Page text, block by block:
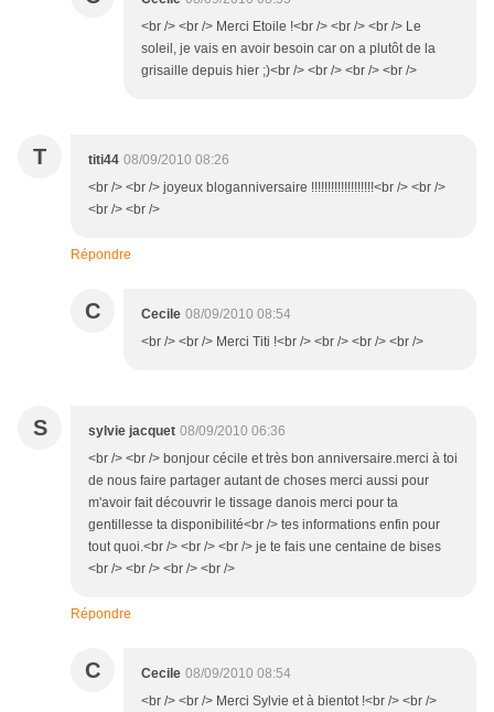
<br /> <br /> Merci Etoile !<br /> <br /> <br /> Le
soleil, je vais en avoir besoin car on a plutôt de la
grisaille depuis hier ;)<br /> <br /> <br /> <br />
T titi44 08/09/2010 08:26
<br /> <br /> joyeux bloganniversaire !!!!!!!!!!!!!!!!!!!<br /> <br />
<br /> <br />
Répondre
C Cecile 08/09/2010 08:54
<br /> <br /> Merci Titi !<br /> <br /> <br /> <br />
S sylvie jacquet 08/09/2010 06:36
<br /> <br /> bonjour cécile et très bon anniversaire.merci à toi
de nous faire partager autant de choses merci aussi pour
m'avoir fait découvrir le tissage danois merci pour ta
gentillesse ta disponibilité<br /> tes informations enfin pour
tout quoi.<br /> <br /> <br /> je te fais une centaine de bises
<br /> <br /> <br /> <br />
Répondre
C Cecile 08/09/2010 08:54
<br /> <br /> Merci Sylvie et à bientot !<br /> <br />